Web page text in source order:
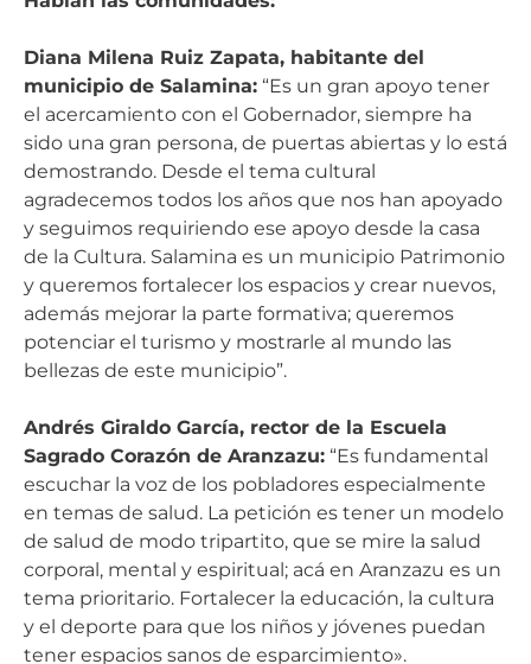
Diana Milena Ruiz Zapata, habitante del
municipio de Salamina: “Es un gran apoyo tener
el acercamiento con el Gobernador, siempre ha
sido una gran persona, de puertas abiertas y lo está
demostrando. Desde el tema cultural
agradecemos todos los años que nos han apoyado
y seguimos requiriendo ese apoyo desde la casa
de la Cultura. Salamina es un municipio Patrimonio
y queremos fortalecer los espacios y crear nuevos,
además mejorar la parte formativa; queremos
potenciar el turismo y mostrarle al mundo las
bellezas de este municipio”.
Andrés Giraldo García, rector de la Escuela
Sagrado Corazón de Aranzazu: “Es fundamental
escuchar la voz de los pobladores especialmente
en temas de salud. La petición es tener un modelo
de salud de modo tripartito, que se mire la salud
corporal, mental y espiritual; acá en Aranzazu es un
tema prioritario. Fortalecer la educación, la cultura
y el deporte para que los niños y jóvenes puedan
tener espacios sanos de esparcimiento».